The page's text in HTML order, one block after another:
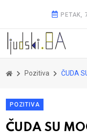
PETAK,
Pozitiva ČUDA SU MOGUĆA:
POZITIVA
ČUDA SU